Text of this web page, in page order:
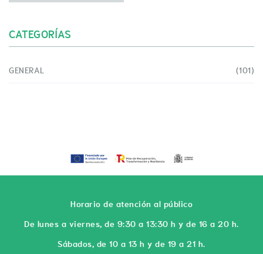
CATEGORÍAS
GENERAL (101)
Horario de atención al público
De lunes a viernes, de 9:30 a 13:30 h y de 16 a 20 h.
Sábados, de 10 a 13 h y de 19 a 21 h.